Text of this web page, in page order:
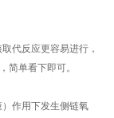
代反应更容易进行，
简单看下即可。
作用下发生侧链氧